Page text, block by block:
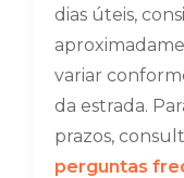
dias úteis,
variar
da estrada.
prazos,
perguntas